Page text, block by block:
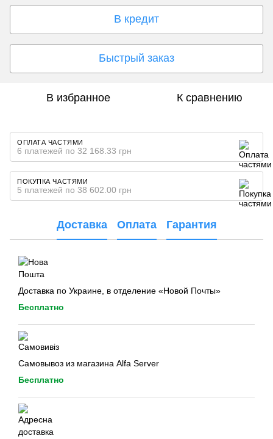
В кредит
Быстрый заказ
В избранное К сравнению
ОПЛАТА ЧАСТЯМИ
6 платежей по 32 168.33 грн
ПОКУПКА ЧАСТЯМИ
5 платежей по 38 602.00 грн
Доставка Оплата Гарантия
Доставка по Украине, в отделение «Новой Почты»
Бесплатно
Самовывоз из магазина Alfa Server
Бесплатно